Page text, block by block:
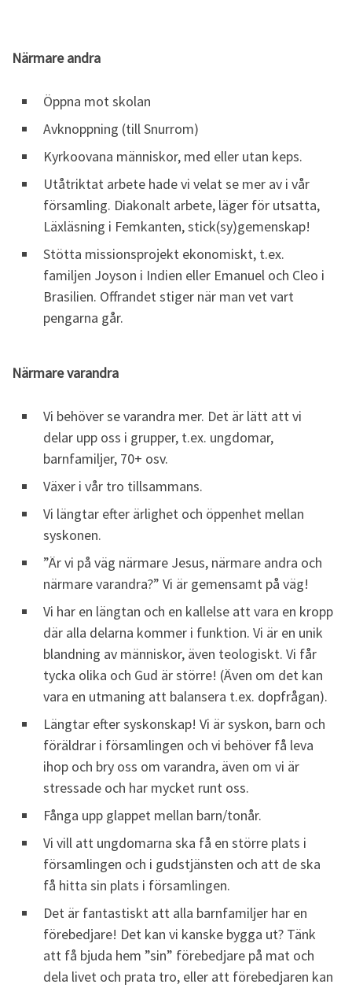
Närmare andra
Öppna mot skolan
Avknoppning (till Snurrom)
Kyrkoovana människor, med eller utan keps.
Utåtriktat arbete hade vi velat se mer av i vår
församling. Diakonalt arbete, läger för utsatta,
Läxläsning i Femkanten, stick(sy)gemenskap!
Stötta missionsprojekt ekonomiskt, t.ex.
familjen Joyson i Indien eller Emanuel och Cleo i
Brasilien. Offrandet stiger när man vet vart
pengarna går.
Närmare varandra
Vi behöver se varandra mer. Det är lätt att vi
delar upp oss i grupper, t.ex. ungdomar,
barnfamiljer, 70+ osv.
Växer i vår tro tillsammans.
Vi längtar efter ärlighet och öppenhet mellan
syskonen.
”Är vi på väg närmare Jesus, närmare andra och
närmare varandra?” Vi är gemensamt på väg!
Vi har en längtan och en kallelse att vara en kropp
där alla delarna kommer i funktion. Vi är en unik
blandning av människor, även teologiskt. Vi får
tycka olika och Gud är större! (Även om det kan
vara en utmaning att balansera t.ex. dopfrågan).
Längtar efter syskonskap! Vi är syskon, barn och
föräldrar i församlingen och vi behöver få leva
ihop och bry oss om varandra, även om vi är
stressade och har mycket runt oss.
Fånga upp glappet mellan barn/tonår.
Vi vill att ungdomarna ska få en större plats i
församlingen och i gudstjänsten och att de ska
få hitta sin plats i församlingen.
Det är fantastiskt att alla barnfamiljer har en
förebedjare! Det kan vi kanske bygga ut? Tänk
att få bjuda hem ”sin” förebedjare på mat och
dela livet och prata tro, eller att förebedjaren kan